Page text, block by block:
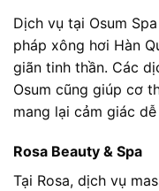
Dịch vụ tại Osum
pháp xông hơi Hàn
giãn tinh thần. Các
Osum cũng giúp cơ
mang lại cảm giác dễ
Rosa Beauty & Spa
Tại Rosa, dịch vụ